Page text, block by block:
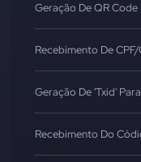
Geração De QR
Recebimento De
Geração De 'txid'
Recebimento Do